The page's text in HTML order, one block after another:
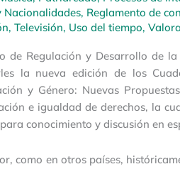
Nacionalidades, Reglamento de
, Televisión, Uso del tiempo,
de Regulación y Desarrollo de
la nueva edición de los
y Género: Nuevas
e igualdad de derechos, la
conocimiento y discusión en
como en otros países,